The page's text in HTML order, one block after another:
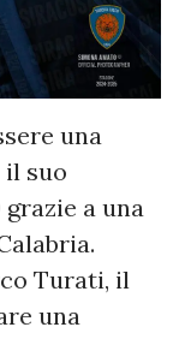
una
il suo
a una
Turati, il
una